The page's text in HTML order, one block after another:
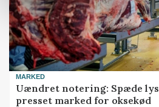
MARKED
Uændret notering: Spæde
presset marked for oksekød